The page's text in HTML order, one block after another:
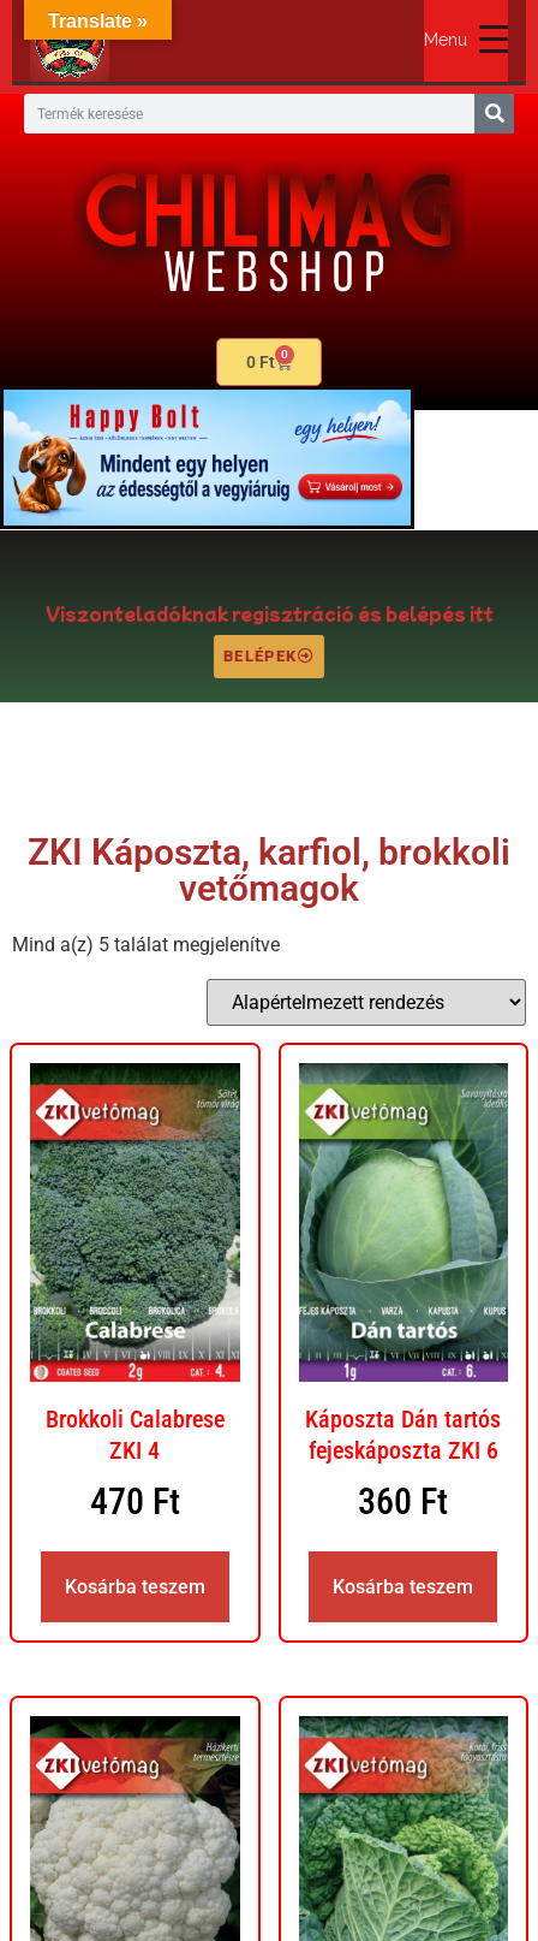
Menu
0 Ft 0
Viszonteladóknak regisztráció és belépés itt
BELÉPEK
ZKI Káposzta, karfiol, brokkoli
vetőmagok
Mind a(z) 5 találat megjelenítve
Brokkoli Calabrese
ZKI 4
470 Ft
Kosárba teszem
Káposzta Dán tartós
fejeskáposzta ZKI 6
360 Ft
Kosárba teszem
Translate »